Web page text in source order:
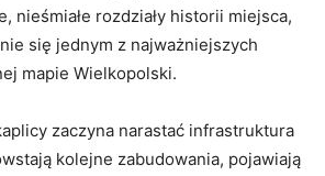
nieśmiałe rozdziały historii miejsca,
się jednym z najważniejszych
mapie Wielkopolski.
zaczyna narastać infrastruktura
kolejne zabudowania, pojawiają